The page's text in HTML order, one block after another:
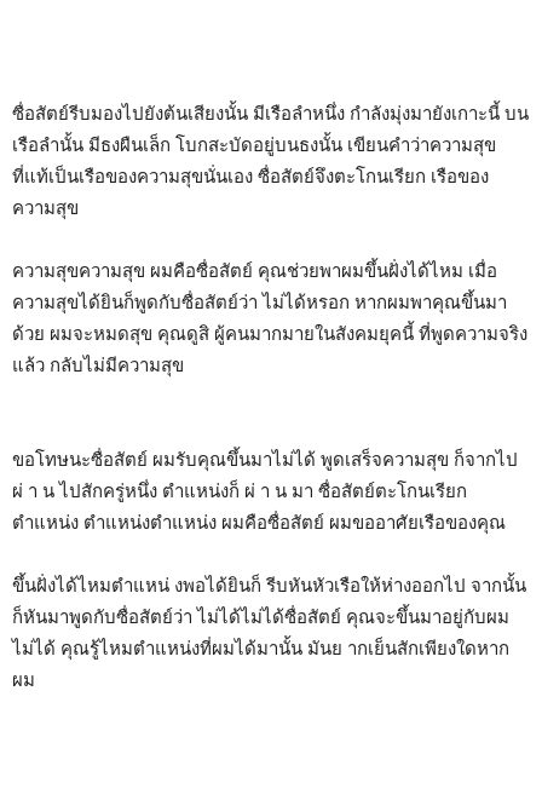
ซื่อสัตย์รีบมองไปยังต้นเสียงนั้น มีเรือลำหนึ่ง กำลังมุ่งมายังเกาะนี้ บน
เรือลำนั้น มีธงผืนเล็ก โบกสะบัดอยู่บนธงนั้น เขียนคำว่าความสุข
ที่แท้เป็นเรือของความสุขนั่นเอง ซื่อสัตย์จึงตะโกนเรียก เรือของ
ความสุข
ความสุขความสุข ผมคือซื่อสัตย์ คุณช่วยพาผมขึ้นฝั่งได้ไหม เมื่อ
ความสุขได้ยินก็พูดกับซื่อสัตย์ว่า ไม่ได้หรอก หากผมพาคุณขึ้นมา
ด้วย ผมจะหมดสุข คุณดูสิ ผู้คนมากมายในสังคมยุคนี้ ที่พูดความจริง
แล้ว กลับไม่มีความสุข
ขอโทษนะซื่อสัตย์ ผมรับคุณขึ้นมาไม่ได้ พูดเสร็จความสุข ก็จากไป
ผ่ า น ไปสักครู่หนึ่ง ตำแหน่งก็ ผ่ า น มา ซื่อสัตย์ตะโกนเรียก
ตำแหน่ง ตำแหน่งตำแหน่ง ผมคือซื่อสัตย์ ผมขออาศัยเรือของคุณ
ขึ้นฝั่งได้ไหมตำแหน่ งพอได้ยินก็ รีบหันหัวเรือให้ห่างออกไป จากนั้น
ก็หันมาพูดกับซื่อสัตย์ว่า ไม่ได้ไม่ได้ซื่อสัตย์ คุณจะขึ้นมาอยู่กับผม
ไม่ได้ คุณรู้ไหมตำแหน่งที่ผมได้มานั้น มันย ากเย็นสักเพียงใดหาก
ผม